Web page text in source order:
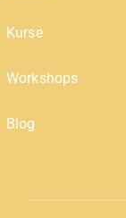
Kurse
Workshops
Blog